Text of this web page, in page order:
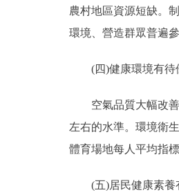
農村地區資源短缺。
環境、營造群眾普遍
(四)健康環境有待
空氣品質大幅改善
左右的水準。環境衛
體育場地每人平均指
(五)居民健康素養